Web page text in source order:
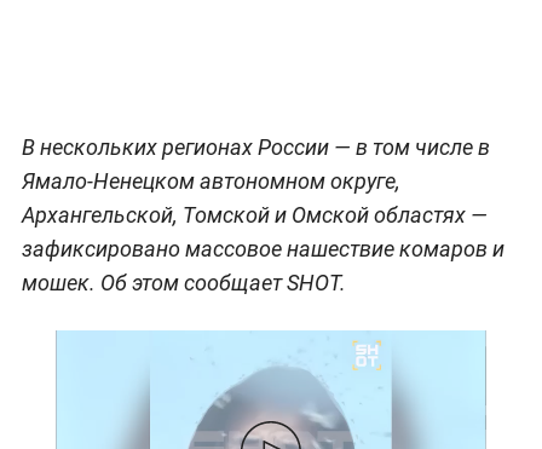
В нескольких регионах России — в том числе в
Ямало-Ненецком автономном округе,
Архангельской, Томской и Омской областях —
зафиксировано массовое нашествие комаров и
мошек. Об этом сообщает SHOT.